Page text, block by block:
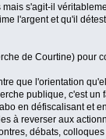
s'agit-il
l'argent et qu'il
de Courtine) pour
que l'orientation
publique, c'est un
en défiscalisant et
à reverser aux
débats,